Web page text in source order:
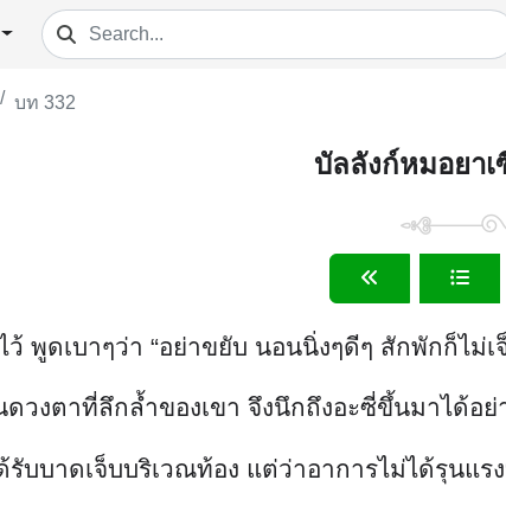
บท 332
บัลลังก์หมอยา
พูดเบาๆว่า “อย่าขยับ นอนนิ่งๆดีๆ สักพักก็ไม่เ
ดวงตาที่ลึกล้ำของเขา จึงนึกถึงอะซี่ขึ้นมาได้อ
รับบาดเจ็บบริเวณท้อง แต่ว่าอาการไม่ได้รุนแ